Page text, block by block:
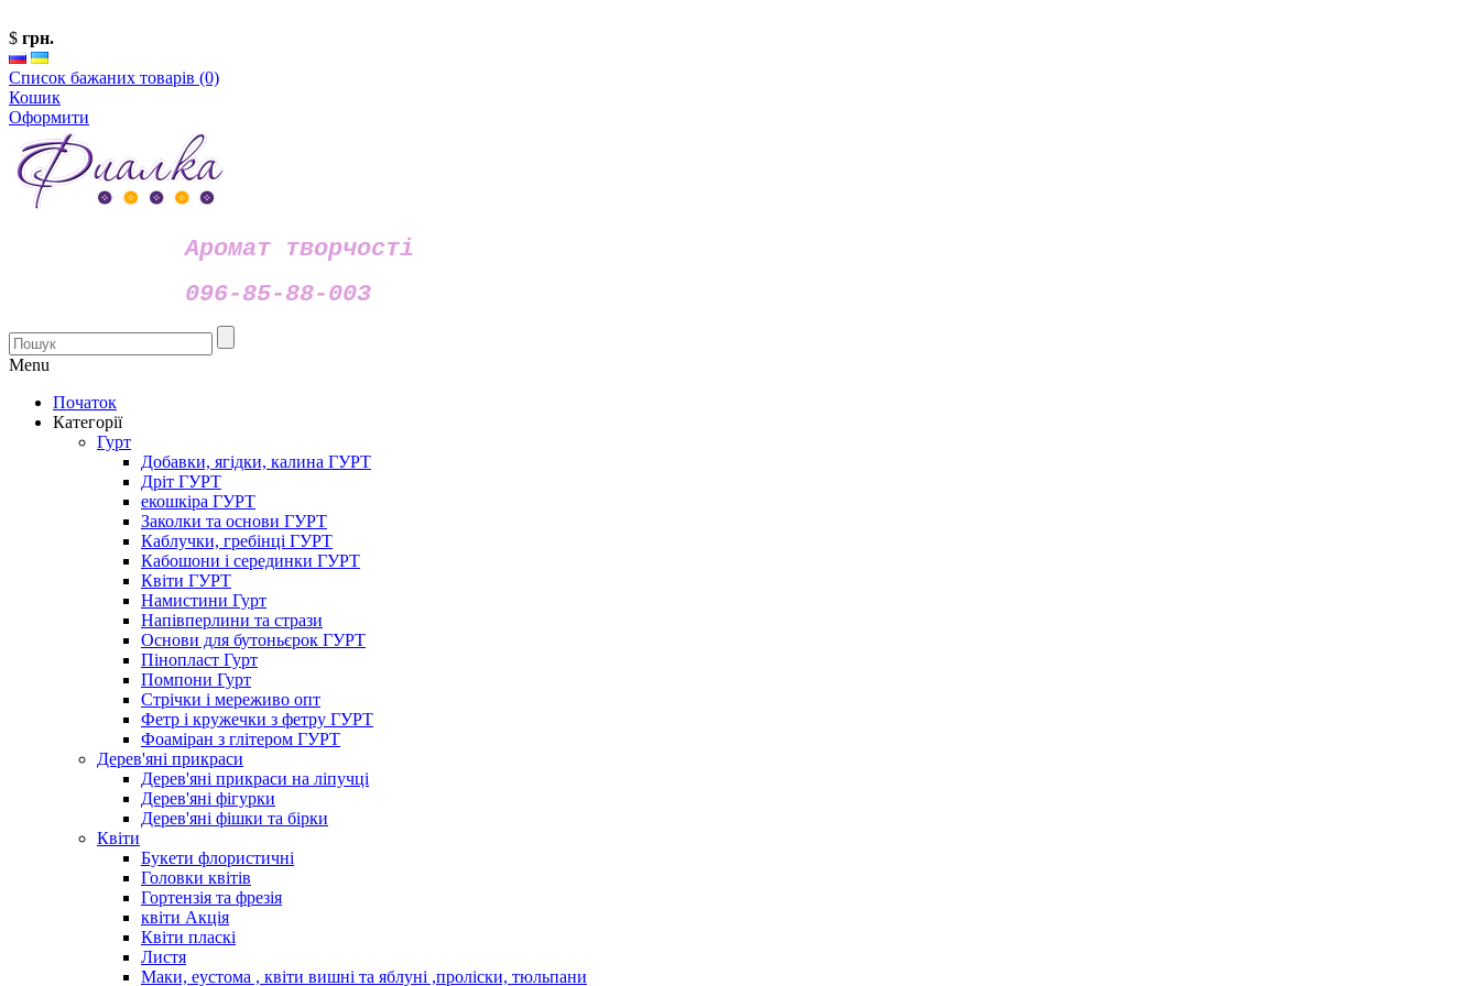
$ грн.
Список бажаних товарів (0)
Кошик
Оформити
Аромат творчості
096-85-88-003
Menu
Початок
Категорії
Гурт
Добавки, ягідки, калина ГУРТ
Дріт ГУРТ
екошкіра ГУРТ
Заколки та основи ГУРТ
Каблучки, гребінці ГУРТ
Кабошони і серединки ГУРТ
Квіти ГУРТ
Намистини Гурт
Напівперлини та стрази
Основи для бутоньєрок ГУРТ
Пінопласт Гурт
Помпони Гурт
Стрічки і мереживо опт
Фетр і кружечки з фетру ГУРТ
Фоаміран з глітером ГУРТ
Дерев'яні прикраси
Дерев'яні прикраси на ліпучці
Дерев'яні фігурки
Дерев'яні фішки та бірки
Квіти
Букети флористичні
Головки квітів
Гортензія та фрезія
квіти Акція
Квіти пласкі
Листя
Маки, еустома , квіти вишні та яблуні ,проліски, тюльпани